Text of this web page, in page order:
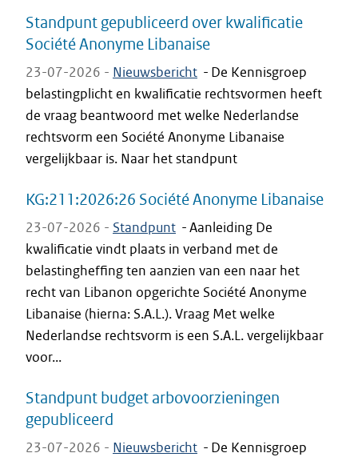
Standpunt gepubliceerd over kwalificatie
Société Anonyme Libanaise
23-07-2026 - Nieuwsbericht - De Kennisgroep
belastingplicht en kwalificatie rechtsvormen heeft
de vraag beantwoord met welke Nederlandse
rechtsvorm een Société Anonyme Libanaise
vergelijkbaar is. Naar het standpunt
KG:211:2026:26 Société Anonyme Libanaise
23-07-2026 - Standpunt -Aanleiding De
kwalificatie vindt plaats in verband met de
belastingheffing ten aanzien van een naar het
recht van Libanon opgerichte Société Anonyme
Libanaise (hierna: S.A.L.). Vraag Met welke
Nederlandse rechtsvorm is een S.A.L. vergelijkbaar
voor...
Standpunt budget arbovoorzieningen
gepubliceerd
23-07-2026 - Nieuwsbericht - De Kennisgroep